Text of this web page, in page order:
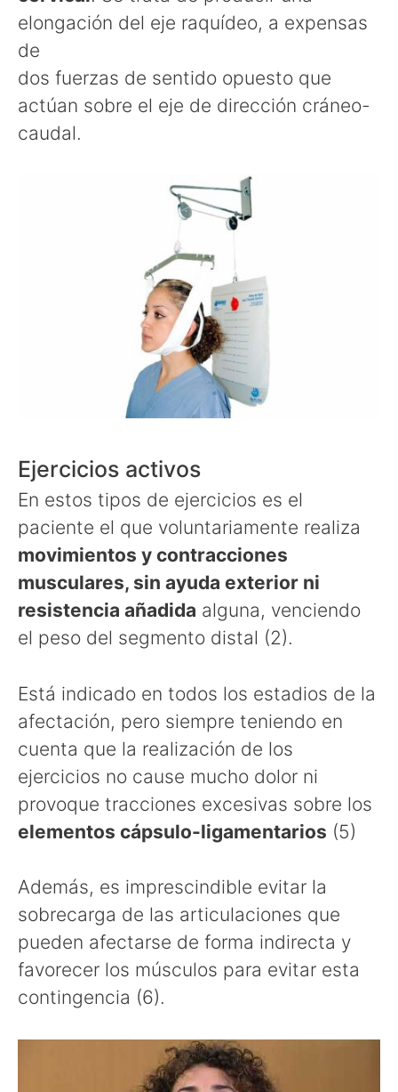
elongación del eje raquídeo, a expensas
de
dos fuerzas de sentido opuesto que
actúan sobre el eje de dirección cráneo-
caudal.
Ejercicios activos
En estos tipos de ejercicios es el
paciente el que voluntariamente realiza
movimientos y contracciones
musculares, sin ayuda exterior ni
resistencia añadida alguna, venciendo
el peso del segmento distal (2).
Está indicado en todos los estadios de la
afectación, pero siempre teniendo en
cuenta que la realización de los
ejercicios no cause mucho dolor ni
provoque tracciones excesivas sobre los
elementos cápsulo-ligamentarios (5)
Además, es imprescindible evitar la
sobrecarga de las articulaciones que
pueden afectarse de forma indirecta y
favorecer los músculos para evitar esta
contingencia (6).